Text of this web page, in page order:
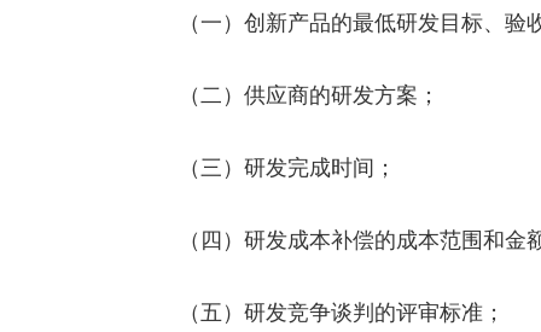
（一）创新产品的最低研发目标、验
（二）供应商的研发方案；
（三）研发完成时间；
（四）研发成本补偿的成本范围和金
（五）研发竞争谈判的评审标准；